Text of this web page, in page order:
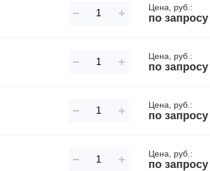
− + Цена, руб.:
по запросу
− + Цена, руб.:
по запросу
− + Цена, руб.:
по запросу
− + Цена, руб.:
по запросу